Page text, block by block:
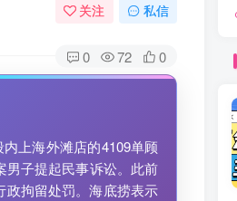
关注 私信
0 72 0
上海外滩店的4109单顾
男子提起民事诉讼。此前
政拘留处罚。海底捞表示